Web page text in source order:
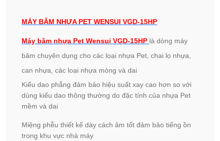
MÁY BĂM NHỰA PET WENSUI VGD-15HP
Máy băm nhựa Pet Wensui VGD-15HP là dòng máy
băm chuyên dụng cho các loại nhựa Pet, chai lọ nhựa,
can nhựa, các loại nhựa mỏng và dai
Kiểu dao phẳng đảm bảo hiệu suất xay cao hơn so với
dùng kiểu dao thông thường do đặc tính của nhựa Pet
mềm và dai
Miệng phễu thiết kế dày cách âm tốt đảm bảo tiếng ồn
trong khu vực nhà máy